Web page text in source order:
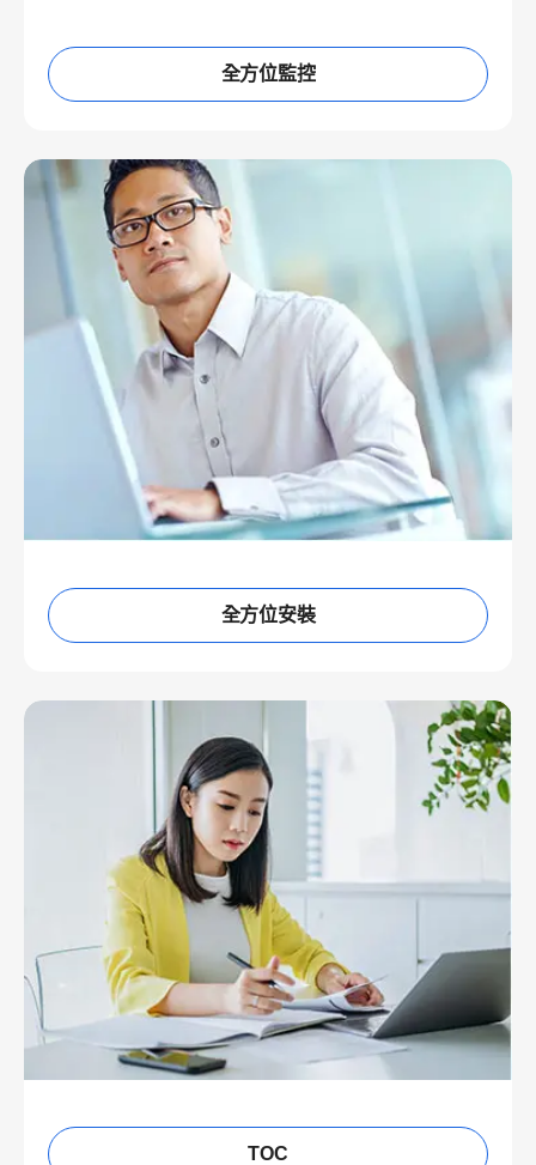
全方位監控
全方位安裝
TOC